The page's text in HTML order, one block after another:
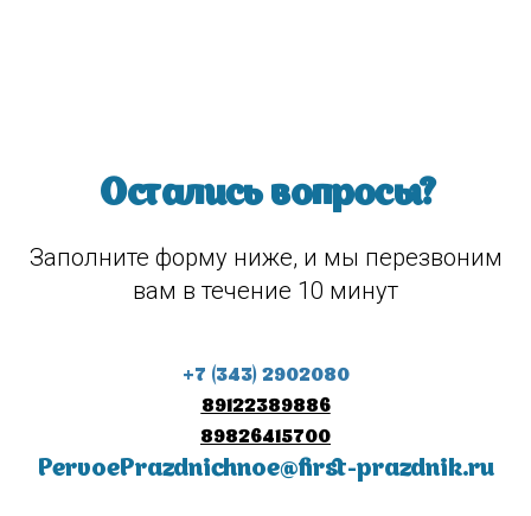
Остались вопросы?
Заполните форму ниже, и мы перезвоним
вам в течение 10 минут
+7 (343) 2902080
89122389886
89826415700
PervoePrazdnichnoe@first-prazdnik.ru